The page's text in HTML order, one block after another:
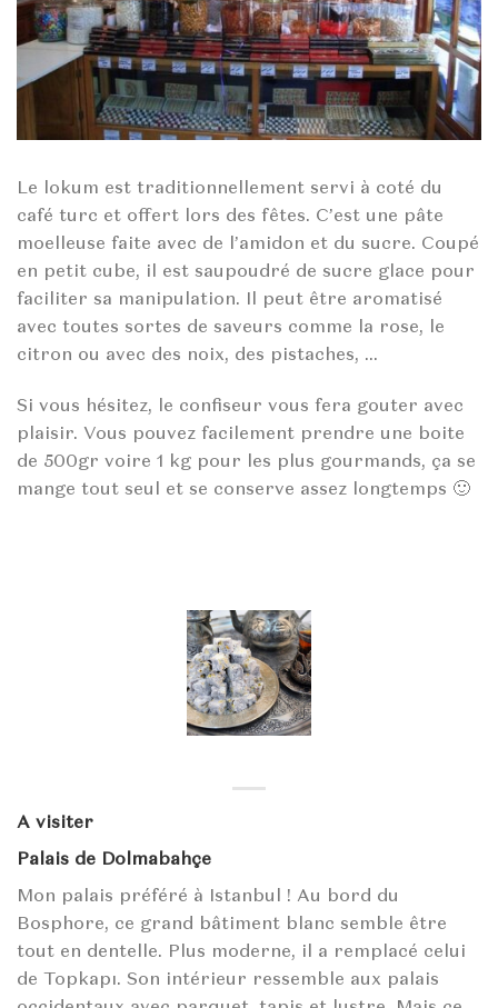
Le lokum est traditionnellement servi à coté du
café turc et offert lors des fêtes. C’est une pâte
moelleuse faite avec de l’amidon et du sucre. Coupé
en petit cube, il est saupoudré de sucre glace pour
faciliter sa manipulation. Il peut être aromatisé
avec toutes sortes de saveurs comme la rose, le
citron ou avec des noix, des pistaches, …
Si vous hésitez, le confiseur vous fera gouter avec
plaisir. Vous pouvez facilement prendre une boite
de 500gr voire 1 kg pour les plus gourmands, ça se
mange tout seul et se conserve assez longtemps 🙂
A visiter
Palais de Dolmabahçe
Mon palais préféré à Istanbul ! Au bord du
Bosphore, ce grand bâtiment blanc semble être
tout en dentelle. Plus moderne, il a remplacé celui
de Topkapı. Son intérieur ressemble aux palais